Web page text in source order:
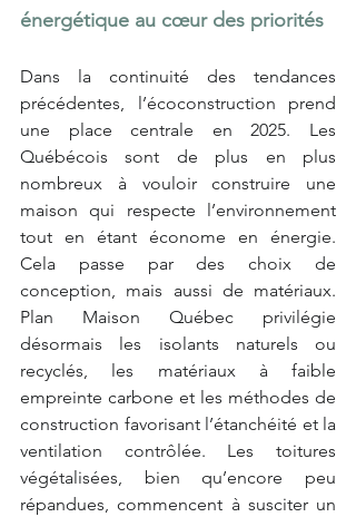
énergétique au cœur des priorités
Dans la continuité des tendances
précédentes, l’écoconstruction prend
une place centrale en 2025. Les
Québécois sont de plus en plus
nombreux à vouloir construire une
maison qui respecte l’environnement
tout en étant économe en énergie.
Cela passe par des choix de
conception, mais aussi de matériaux.
Plan Maison Québec privilégie
désormais les isolants naturels ou
recyclés, les matériaux à faible
empreinte carbone et les méthodes de
construction favorisant l’étanchéité et la
ventilation contrôlée. Les toitures
végétalisées, bien qu’encore peu
répandues, commencent à susciter un